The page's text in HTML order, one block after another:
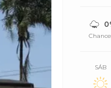
SÁB